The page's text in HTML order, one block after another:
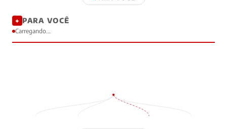
✦ PARA VOCÊ
Carregando...